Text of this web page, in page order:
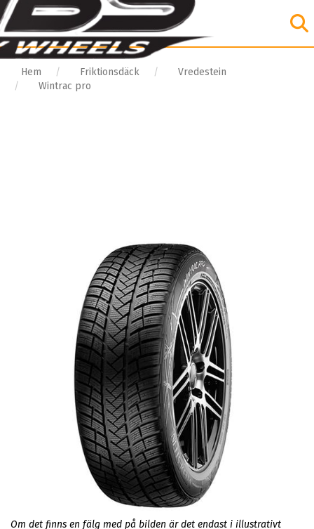
Hem Friktionsdäck
Vredestein
Wintrac pro
Om det finns en fälg med på bilden är det endast i illustrativt